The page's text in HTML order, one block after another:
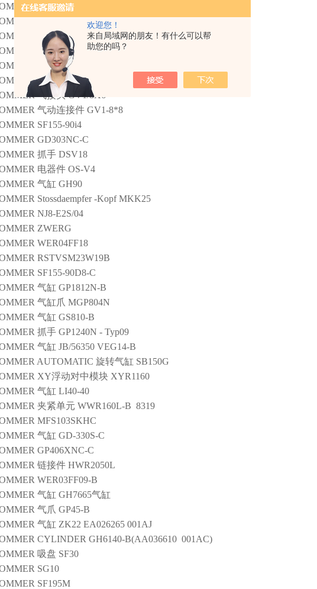
欢迎您！
来自局域网的朋友！有什么可以帮
助您的吗？
夹紧开关
密封 CINA25320
KAW500
SM4 SOMMER
AUTOMATIC
XYR1160 DCS3761AD
气接头 GV1/8X6
气动连接件 GV1-8*8
SF155-90i4
GD303NC-C
抓手 DSV18
电器件 OS-V4
气缸 GH90
Stossdaempfer -Kopf MKK25
NJ8-E2S/04
ZWERG
WER04FF18
RSTVSM23W19B
SF155-90D8-C
气缸 GP1812N-B
气缸爪 MGP804N
气缸 GS810-B
抓手 GP1240N - Typ09
气缸 JB/56350 VEG14-B
AUTOMATIC 旋转气缸 SB150G
XY浮动对中模块 XYR1160
气缸 LI40-40
夹紧单元 WWR160L-B 8319
MFS103SKHC
气缸 GD-330S-C
GP406XNC-C
链接件 HWR2050L
WER03FF09-B
气缸 GH7665气缸
气爪 GP45-B
气缸 ZK22 EA026265 001AJ
CYLINDER GH6140-B(AA036610 001AC)
吸盘 SF30
SG10
SF195M